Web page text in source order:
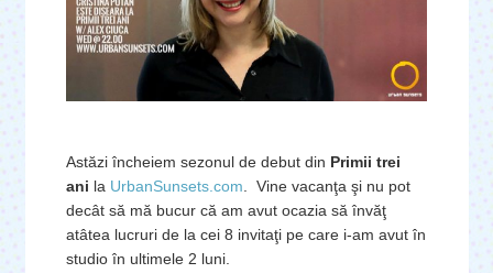
Astăzi încheiem sezonul de debut din Primii trei
ani la UrbanSunsets.com . Vine vacanţa şi nu pot
decât să mă bucur că am avut ocazia să învăţ
atâtea lucruri de la cei 8 invitaţi pe care i-am avut în
studio în ultimele 2 luni.